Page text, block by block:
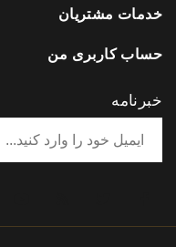
خدمات مشتریان
حساب کاربری من
خبرنامه